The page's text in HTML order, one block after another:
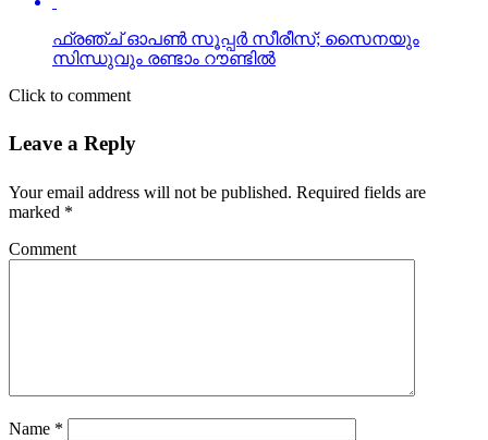
ഫ്രഞ്ച് ഓപണ്‍ സൂപ്പര്‍ സീരീസ്; സൈനയും
സിന്ധുവും രണ്ടാം റൗണ്ടില്‍
Click to comment
Leave a Reply
Your email address will not be published. Required fields are
marked *
Comment
Name *